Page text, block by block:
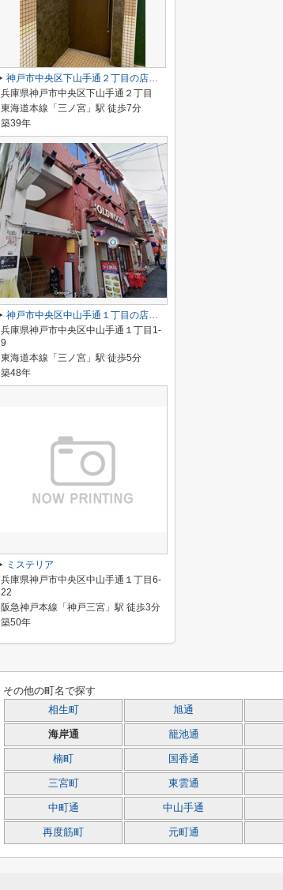
神戸市中央区下山手通２丁目の店舗一部
兵庫県神戸市中央区下山手通２丁目
東海道本線「三ノ宮」駅 徒歩7分
築39年
神戸市中央区中山手通１丁目の店舗一部
兵庫県神戸市中央区中山手通１丁目1-
9
東海道本線「三ノ宮」駅 徒歩5分
築48年
ミステリア
兵庫県神戸市中央区中山手通１丁目6-
22
阪急神戸本線「神戸三宮」駅 徒歩3分
築50年
その他の町名で探す
相生町 旭通
海岸通 籠池通
楠町 国香通
三宮町 東雲通
中町通 中山手通
再度筋町 元町通